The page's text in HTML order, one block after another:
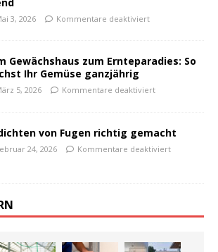
3, 2026 Kommentare deaktiviert
Gewächshaus zum Ernteparadies: So
Ihr Gemüse ganzjährig
5, 2026 Kommentare deaktiviert
von Fugen richtig gemacht
24, 2026 Kommentare deaktiviert